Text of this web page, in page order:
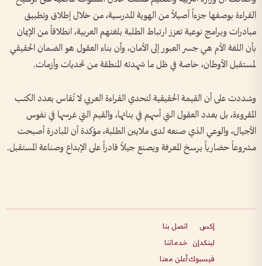
القراءة بوصفها جزءاً أصيلاً من الهوية المدرسية، من خلال إطلاق وتطبيق
مبادرات وبرامج نوعية تعزز ارتباط الطلبة بلغتهم العربية، انطلاقاً من الإيمان
بأن اللغة الأم هي جسر العبور إلى الأمان، وأن بناء العقول هو الضمان الحقيقي
لمستقبل الأوطان، خاصة في ظل ما شهدته المنطقة من تحديات وأزمات.
وشددت على أن القيمة الحقيقية لتحدي القراءة العربي لا تُقاس بعدد الكتب
المقروءة، بل بعدد العقول التي أسهم في بنائها، والقيم التي غرسها في نفوس
الأجيال، والوعي الذي صنعه لدى ملايين الطلبة، مؤكدة أن المبادرة أصبحت
مشروعاً حضارياً يرسخ المعرفة ويصنع جيلاً قادراً على الإبداع وصناعة المستقبل.
إكس
لينكدإن
فيسبوك
اتصل بنا
خدماتنا
أعلن معنا